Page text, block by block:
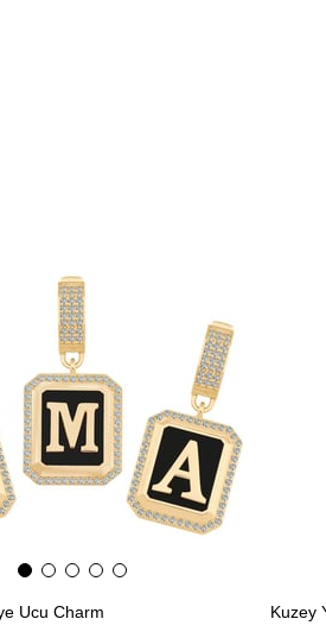
Ucu Charm Kuzey